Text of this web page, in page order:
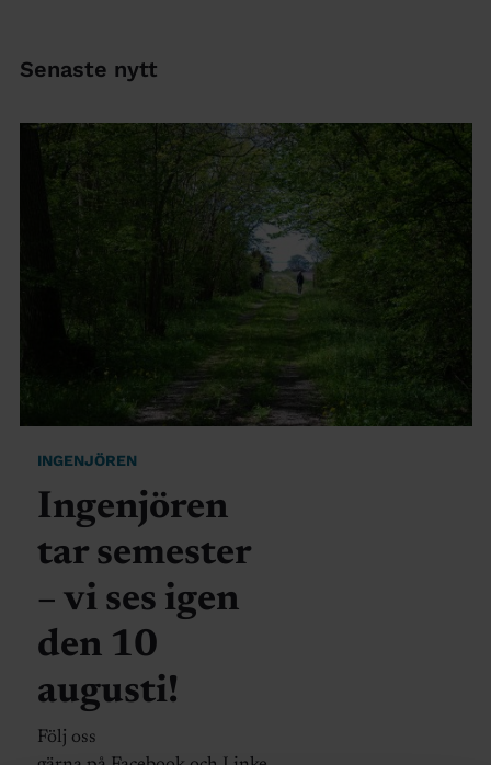
Senaste nytt
INGENJÖREN
Ingenjören
tar semester
– vi ses igen
den 10
augusti!
Följ oss